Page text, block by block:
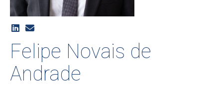
Felipe Novais de
Andrade